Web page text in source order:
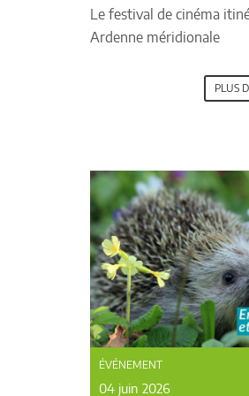
Le festival de cinéma
Ardenne méridionale
PLUS
ÉVÉNEMENT
04 juin 2026